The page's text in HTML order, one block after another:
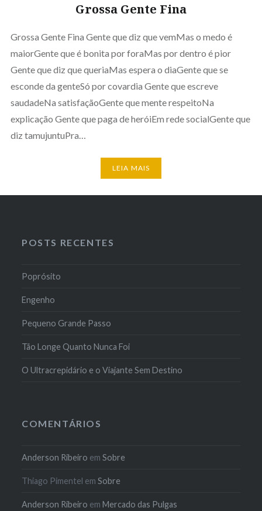
Grossa Gente Fina
Grossa Gente Fina Gente que diz que vemMas o medo é
maiorGente que é bonita por foraMas por dentro é pior
Gente que diz que queriaMas espera o diaGente que se
esconde da genteSó por covardia Gente que escreve
saudadeNa satisfaçãoGente que mente respeitoNa
explicação Gente que paga de heróiEm rede socialGente que
diz tamujuntuPra…
LEIA MAIS
POSTS RECENTES
Poprósito
Engenho
Pequeno Grande Passo
Tão Longe Quanto Nunca Foi
O Ultracrepidário e o Viajante Sem Destino
COMENTÁRIOS
Anderson Ribeiro emSobre
Thiago Pimentel emSobre
Anderson Ribeiro emMercado das Pulgas